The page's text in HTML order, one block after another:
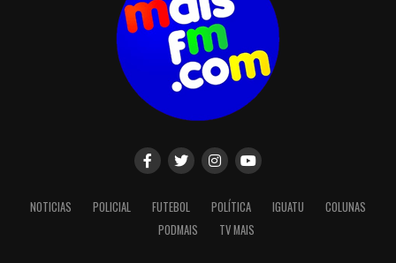
NOTICIAS POLICIAL FUTEBOL POLÍTICA IGUATU
COLUNAS
PODMAIS
TV MAIS